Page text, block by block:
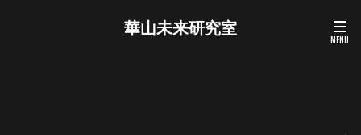
華山未来研究室